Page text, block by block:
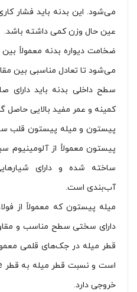
عین حال وزن کمی داشته باشد.
می‌شود تا تعادل مناسبی بین
سطح داخلی بدنه باید دارای
کمینه و عمر مفید بالایی حاصل
پیستون و میله پیستون قلب
پیستون معمولاً از
ساخته شده و دارای
آب‌بندی است.
میله پیستون که معمولاً از
دارای سختی سطح مناسب و
خروجی دارد.